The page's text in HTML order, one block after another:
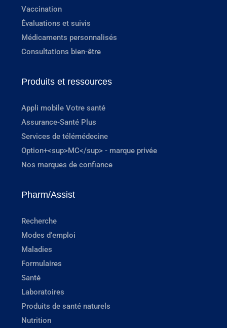
Vaccination
Évaluations et suivis
Médicaments personnalisés
Consultations bien-être
Produits et ressources
Appli mobile Votre santé
Assurance-Santé Plus
Services de télémédecine
Option+<sup>MC</sup> - marque privée
Nos marques de confiance
Pharm/Assist
Recherche
Modes d'emploi
Maladies
Formulaires
Santé
Laboratoires
Produits de santé naturels
Nutrition